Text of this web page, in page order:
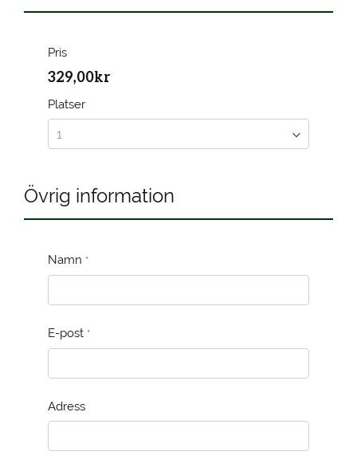
Pris
329,00kr
Platser
Övrig information
Namn *
E-post *
Adress